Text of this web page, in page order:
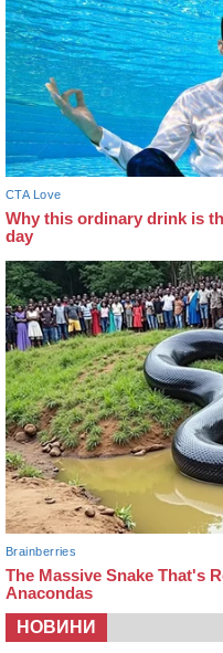
НОВИНИ